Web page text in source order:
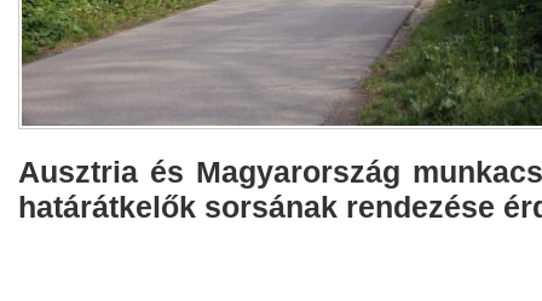
Ausztria és Magyarország
határátkelők sorsának rendezése